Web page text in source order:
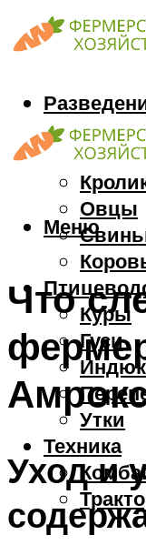
Козы
Кони
Овцы
Куры
Гуси
Утки
Техника
Меню
Что
Уход и